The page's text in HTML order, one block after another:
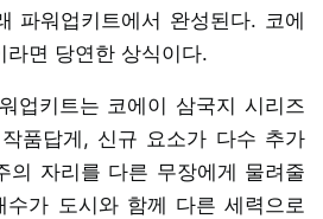
파워업키트에서 완성된다. 코에
면 당연한 상식이다.
업키트는 코에이 삼국지 시리즈
품답게, 신규 요소가 다수 추가
의 자리를 다른 무장에게 물려줄
가 도시와 함께 다른 세력으로